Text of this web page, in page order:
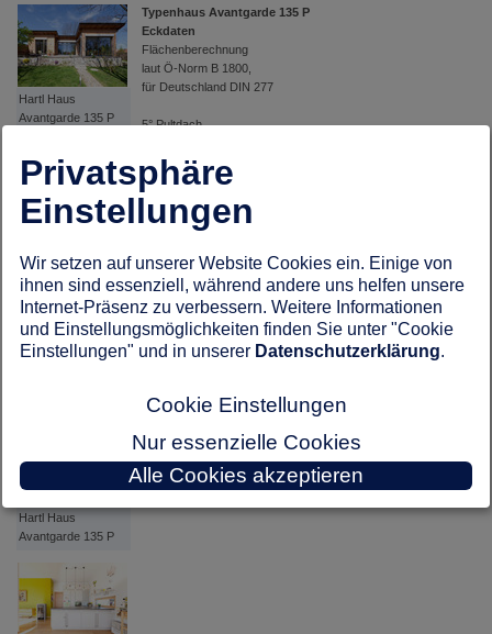
Hartl Haus
Avantgarde 135 P
Avantgarde 135 P
Hartl Haus
Avantgarde 135 P
Typenhaus Avantgarde 135 P
Eckdaten
Flächenberechnung
laut Ö-Norm B 1800,
für Deutschland DIN 277
5° Pultdach
Fläche
159.96 m² bebaute Fläche Haus
134.64 m² NGF EG
134.64 m² NGF Gesamt
Weitere Informationen zum Haus erhalten Sie hier auf der
Webseite von Hartl Haus.
zurück zu: Hausbau Design Award 2014
Privatsphäre
Einstellungen
Wir setzen auf unserer Website Cookies ein. Einige von
ihnen sind essenziell, während andere uns helfen unsere
Internet-Präsenz zu verbessern. Weitere Informationen
und Einstellungsmöglichkeiten finden Sie unter "Cookie
Einstellungen" und in unserer Datenschutzerklärung.
Cookie Einstellungen
Nur essenzielle Cookies
Alle Cookies akzeptieren